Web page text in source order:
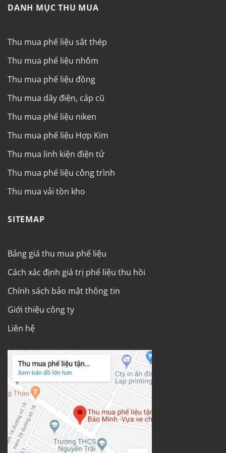
DANH MỤC THU MUA
Thu mua phế liệu sắt thép
Thu mua phế liệu nhôm
Thu mua phế liệu đồng
Thu mua dây điện, cáp cũ
Thu mua phế liệu niken
Thu mua phế liệu Hợp Kim
Thu mua linh kiện điện tử
Thu mua phế liệu công trình
Thu mua vải tồn kho
SITEMAP
Bảng giá thu mua phế liệu
Cách xác định giá trị phế liệu thu hồi
Chính sách bảo mật thông tin
Giới thiệu công ty
Liên hệ